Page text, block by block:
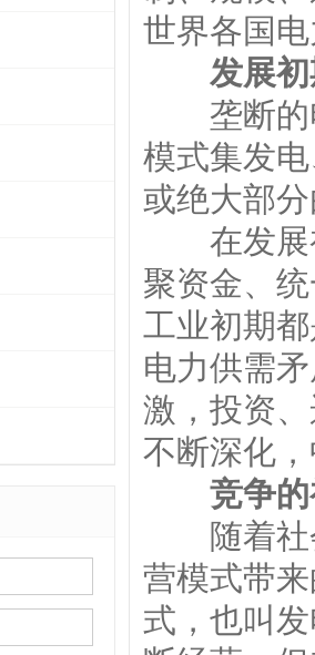
世界各国
发展初
垄断的电
模式集发
或绝大部
在发展初
聚资金、
工业初期
电力供需
激，投资
不断深化
竞争的
随着社会
营模式带
式，也叫